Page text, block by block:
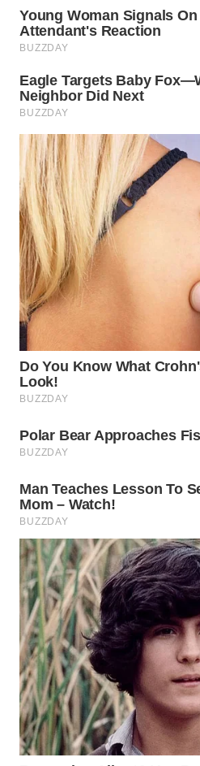
BEKASI
BOGOR
DEPOK
WN
TAPANULI
UTARA
WN
SAMOSIR
LAWAS
WN
WN
WN
SERIBU
WN
TANGERANG
WN
BINJAI
WN
CIREBON